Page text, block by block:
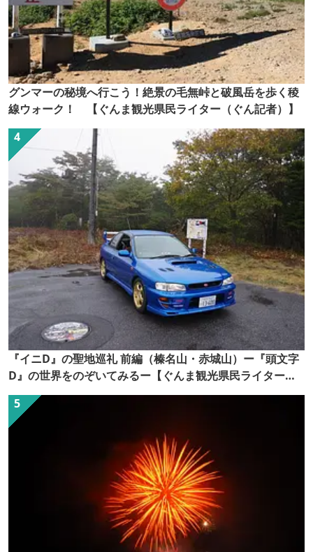
グンマーの秘境へ行こう！絶景の毛無峠と破風岳を歩く稜
線ウォーク！ 【ぐんま観光県民ライター（ぐん記者）】
『イニD』の聖地巡礼 前編（榛名山・赤城山）ー『頭文字
D』の世界をのぞいてみるー【ぐんま観光県民ライター
（ぐん記者）】